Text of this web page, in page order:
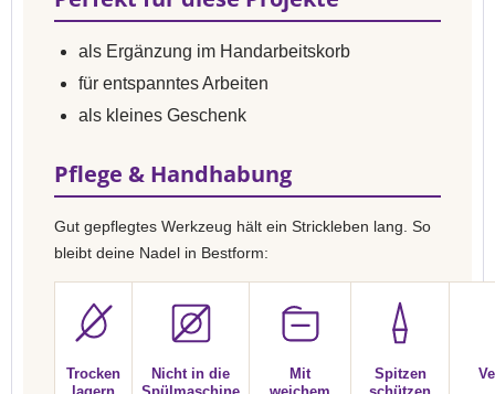
als Ergänzung im Handarbeitskorb
für entspanntes Arbeiten
als kleines Geschenk
Pflege & Handhabung
Gut gepflegtes Werkzeug hält ein Strickleben lang. So
bleibt deine Nadel in Bestform:
Trocken
Nicht in die
Mit
Spitzen